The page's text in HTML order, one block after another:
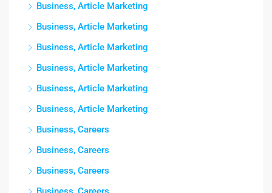
Business, Article Marketing
Business, Article Marketing
Business, Article Marketing
Business, Article Marketing
Business, Article Marketing
Business, Article Marketing
Business, Careers
Business, Careers
Business, Careers